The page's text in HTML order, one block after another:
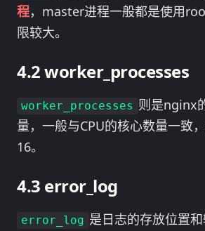
程，master进程一般都是使用
限较大。
worker_processes
worker_processes 则是nginx
量，一般与CPU的核心数量一致
16。
error_log
error_log 是日志的存放位置